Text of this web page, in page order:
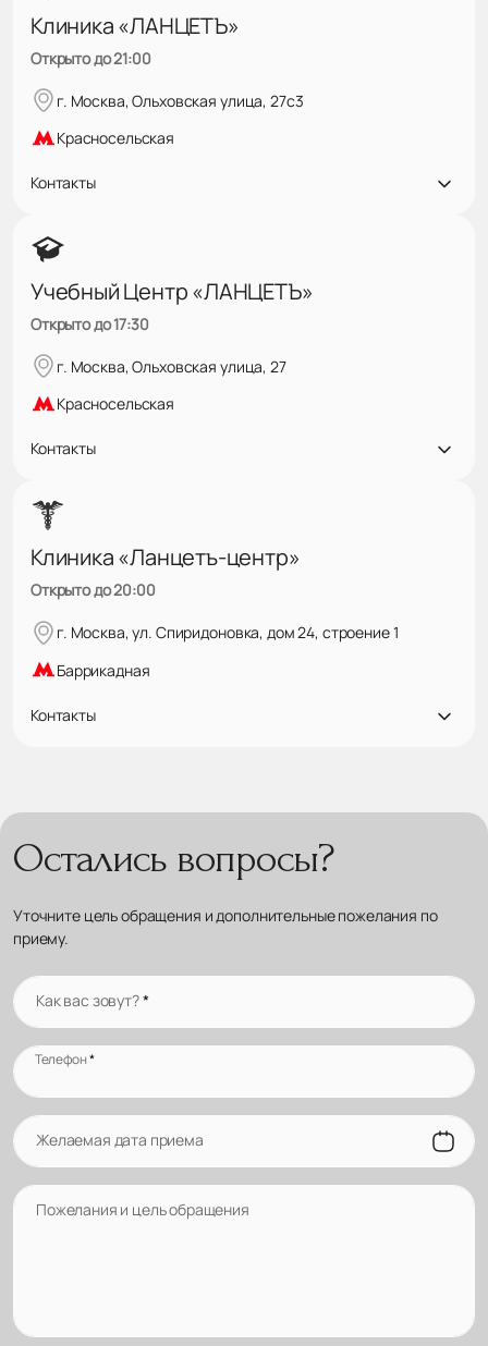
Клиника «ЛАНЦЕТЪ»
Открыто до 21:00
г. Москва, Ольховская улица, 27с3
Красносельская
Контакты
Учебный Центр «ЛАНЦЕТЪ»
Открыто до 17:30
г. Москва, Ольховская улица, 27
Красносельская
Контакты
Клиника «Ланцетъ-центр»
Открыто до 20:00
г. Москва, ул. Спиридоновка, дом 24, строение 1
Баррикадная
Контакты
Остались вопросы?
Уточните цель обращения и дополнительные пожелания по
приему.
Как вас зовут?*
Телефон*
Желаемая дата приема
Пожелания и цель обращения